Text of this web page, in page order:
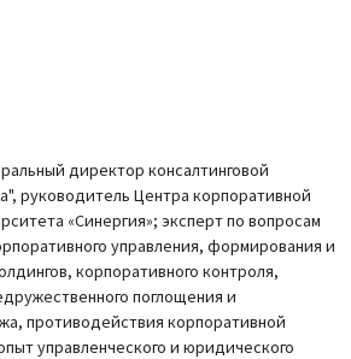
директор консалтинговой
руководитель Центра корпоративной
«Синергия»; эксперт по вопросам
управления, формирования и
корпоративного контроля,
поглощения и
противодействия корпоративной
управленческого и юридического